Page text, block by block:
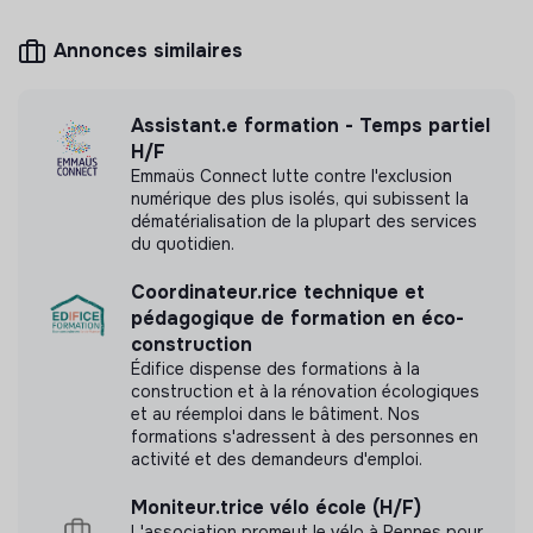
A propos d’Empreintes
développe un accompagnement de deuil pour tous et
partout. Pionnière, l’association réalise cette mission
depuis plus de 30 ans autour de trois pôles d'activité :
aider, former, mobiliser.
Empreintes est une association nationale, d’intérêt
général, à but non lucratif, apolitique et non
confessionnelle. Elle est un organisme de formation
certifié Qualiopi.
Chaque année plus de 3 millions de personnes entrent
dans un vécu de deuil : un décès endeuille environ 5
proches. 20% d’entre eux traversent un deuil compliqué,
qui a des conséquences durables sur leur santé, leur
en deuil est heurtée par les propos ou les attitudes de
Empreintes - accompagner le deuil n'a pas encore
transmis de mesure d'impact
Labels et certifications
Cette structure n'a pas souhaité nous
communiquer les labels ou certifications qu'elle a
pu obtenir.
Documents
Annonces similaires
Assistant.e formation - Temps partiel
H/F
Emmaüs Connect lutte contre l'exclusion
numérique des plus isolés, qui subissent la
dématérialisation de la plupart des services
du quotidien.
Coordinateur.rice technique et
pédagogique de formation en éco-
construction
Édifice dispense des formations à la
construction et à la rénovation écologiques
et au réemploi dans le bâtiment. Nos
formations s'adressent à des personnes en
activité et des demandeurs d'emploi.
Moniteur.trice vélo école (H/F)